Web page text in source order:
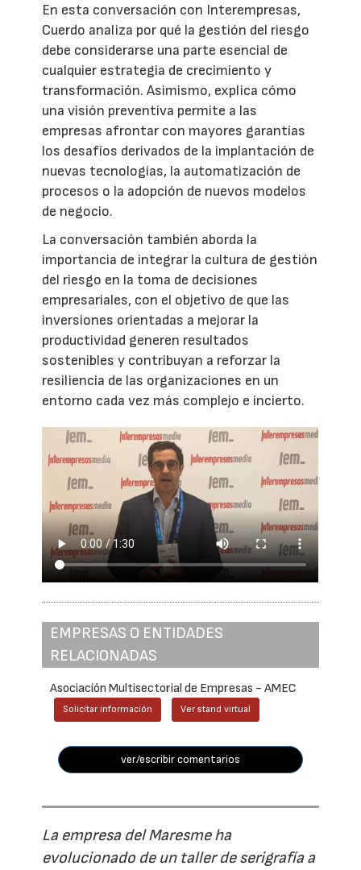
En esta conversación con Interempresas,
Cuerdo analiza por qué la gestión del riesgo
debe considerarse una parte esencial de
cualquier estrategia de crecimiento y
transformación. Asimismo, explica cómo
una visión preventiva permite a las
empresas afrontar con mayores garantías
los desafíos derivados de la implantación de
nuevas tecnologías, la automatización de
procesos o la adopción de nuevos modelos
de negocio.
La conversación también aborda la
importancia de integrar la cultura de gestión
del riesgo en la toma de decisiones
empresariales, con el objetivo de que las
inversiones orientadas a mejorar la
productividad generen resultados
sostenibles y contribuyan a reforzar la
resiliencia de las organizaciones en un
entorno cada vez más complejo e incierto.
EMPRESAS O ENTIDADES
RELACIONADAS
Asociación Multisectorial de Empresas - AMEC
Solicitar información Ver stand virtual
ver/escribir comentarios
La empresa del Maresme ha
evolucionado de un taller de serigrafía a